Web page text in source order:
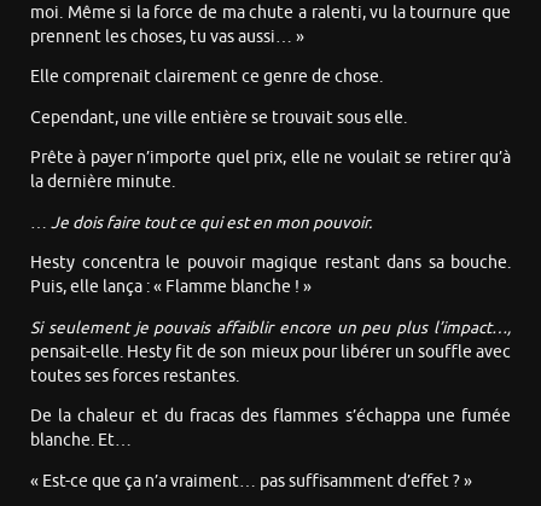
moi. Même si la force de ma chute a ralenti, vu la tournure que
prennent les choses, tu vas aussi… »
Elle comprenait clairement ce genre de chose.
Cependant, une ville entière se trouvait sous elle.
Prête à payer n’importe quel prix, elle ne voulait se retirer qu’à
la dernière minute.
… Je dois faire tout ce qui est en mon pouvoir.
Hesty concentra le pouvoir magique restant dans sa bouche.
Puis, elle lança : « Flamme blanche ! »
Si seulement je pouvais affaiblir encore un peu plus l’impact…,
pensait-elle. Hesty fit de son mieux pour libérer un souffle avec
toutes ses forces restantes.
De la chaleur et du fracas des flammes s’échappa une fumée
blanche. Et…
« Est-ce que ça n’a vraiment… pas suffisamment d’effet ? »